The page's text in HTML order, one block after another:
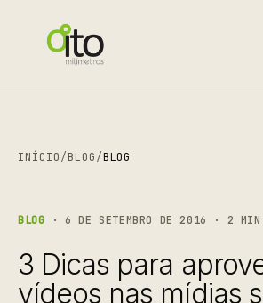
INÍCIO/BLOG/BLOG
BLOG · 6 DE SETEMBRO DE 2016 · 2
3 Dicas para
vídeos nas mídias